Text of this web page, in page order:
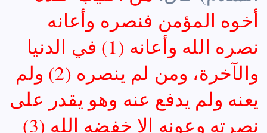
أخوه المؤمن فنصره وأعانه
نصره الله وأعانه (1) في الدنيا
والآخرة، ومن لم ينصره (2) ولم
يعنه ولم يدفع عنه وهو يقدر على
نصرته وعونه إلا خفضه الله (3)